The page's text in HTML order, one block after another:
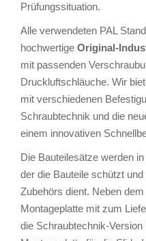
Prüfungssituation.
Alle verwendeten PAL
hochwertige Original-
mit passenden
Druckluftschläuche. Wir
mit verschiedenen
Schraubtechnik und die
einem innovativen
Die Bauteilesätze werden
der die Bauteile schützt
Zubehörs dient. Neben
Montageplatte mit zum
die Schraubtechnik-